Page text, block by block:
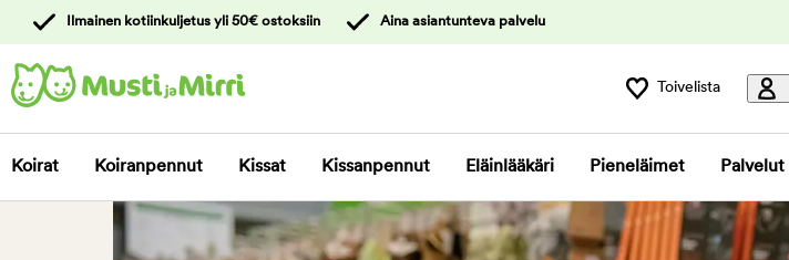
asiakaspalveluun
Ilmainen kotiinkuljetus yli 50€ ostoksiin Aina asiantunteva palvelu
Toivelista
Koirat Koiranpennut Kissat Kissanpennut Eläinlääkäri Pieneläimet Palvelut